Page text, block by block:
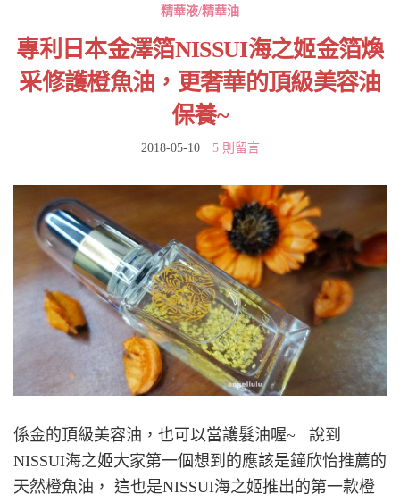
精華液/精華油
專利日本金澤箔NISSUI海之姬金箔煥
采修護橙魚油，更奢華的頂級美容油
保養~
2018-05-10 5 則留言
係金的頂級美容油，也可以當護髮油喔~ 說到
NISSUI海之姬大家第一個想到的應該是鐘欣怡推薦的
天然橙魚油， 這也是NISSUI海之姬推出的第一款橙